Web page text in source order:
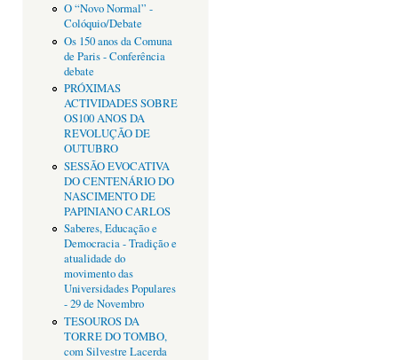
O “Novo Normal” -
Colóquio/Debate
Os 150 anos da Comuna
de Paris - Conferência
debate
PRÓXIMAS
ACTIVIDADES SOBRE
OS100 ANOS DA
REVOLUÇÃO DE
OUTUBRO
SESSÃO EVOCATIVA
DO CENTENÁRIO DO
NASCIMENTO DE
PAPINIANO CARLOS
Saberes, Educação e
Democracia - Tradição e
atualidade do
movimento das
Universidades Populares
- 29 de Novembro
TESOUROS DA
TORRE DO TOMBO,
com Silvestre Lacerda